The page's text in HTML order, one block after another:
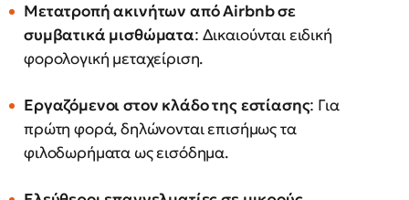
Μετατροπή ακινήτων από Airbnb σε
συμβατικά μισθώματα: Δικαιούνται ειδική
φορολογική μεταχείριση.
Εργαζόμενοι στον κλάδο της εστίασης: Για
πρώτη φορά, δηλώνονται επισήμως τα
φιλοδωρήματα ως εισόδημα.